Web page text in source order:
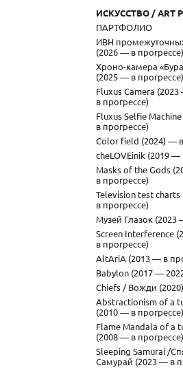
ИСКУССТВО / ART
ПАРТФОЛИО
ИВН
(2026 — в прогрессе)
Хроно-камера
(2025 — в прогрессе)
Fluxus Camera
в прогрессе)
Fluxus Selfie
в прогрессе)
Color field (2024) —
cheLOVEinik (2019 —
Masks of the Gods
в прогрессе)
Television test
в прогрессе)
Музей Глазок (2023
Screen Interference
в прогрессе)
AltAriA (2013 — в
Babylon (2017 —
Chiefs / Вожди (2020)
Abstractionism of a
(2010 — в прогрессе)
Flame Mandala of a
(2008 — в прогрессе)
Sleeping Samurai /
Самурай (2023 — в